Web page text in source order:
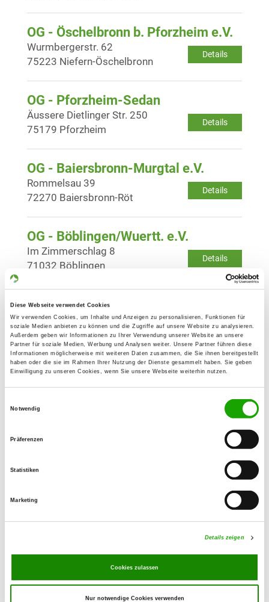
Diese Webseite verwendet Cookies
Wir verwenden Cookies, um Inhalte und Anzeigen zu personalisieren, Funktionen für
soziale Medien anbieten zu können und die Zugriffe auf unsere Website zu analysieren.
Außerdem geben wir Informationen zu Ihrer Verwendung unserer Website an unsere
Partner für soziale Medien, Werbung und Analysen weiter. Unsere Partner führen diese
Informationen möglicherweise mit weiteren Daten zusammen, die Sie ihnen bereitgestellt
haben oder die sie im Rahmen Ihrer Nutzung der Dienste gesammelt haben. Sie geben
Einwilligung zu unseren Cookies, wenn Sie unsere Webseite weiterhin nutzen.
Notwendig
Präferenzen
Statistiken
Marketing
Details zeigen
Cookies zulassen
Nur notwendige Cookies verwenden
OG - Öschelbronn b. Pforzheim e.V.
Details
Wurmbergerstr. 62
75223 Niefern-Öschelbronn
OG - Pforzheim-Sedan
Details
Äussere Dietlinger Str. 250
75179 Pforzheim
OG - Baiersbronn-Murgtal e.V.
Details
Rommelsau 39
72270 Baiersbronn-Röt
OG - Böblingen/Wuertt. e.V.
Details
Im Zimmerschlag 8
71032 Böblingen
OG - Dagersheim Krs. Böblingen
Details
Waldstr. 39
71034 Böblingen
OG - Horb a.N. e.V.
Neckarvorland
OG - Leonberg-Eltingen e.V.
Details
71229 Leonberg
OG - Mühlacker/Württ. e.V.
Im Lohr 5
OG - Platte e.V.